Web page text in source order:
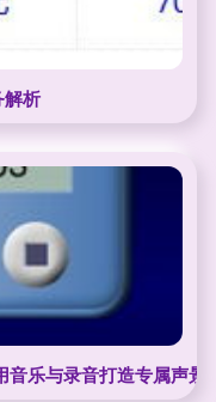
解析
乐与录音打造专属声景